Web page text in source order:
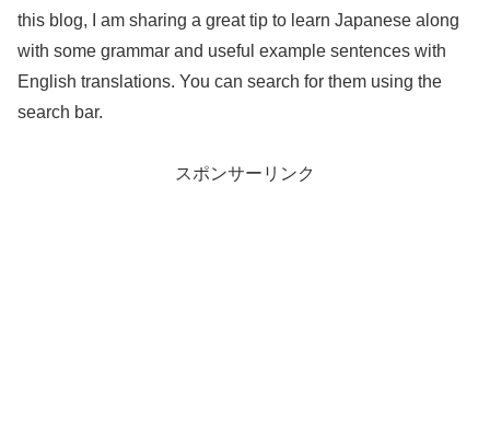
this blog, I am sharing a great tip to learn Japanese along
with some grammar and useful example sentences with
English translations. You can search for them using the
search bar.
スポンサーリンク